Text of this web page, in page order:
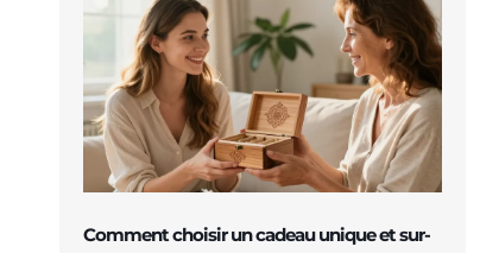
Comment choisir un cadeau unique et sur-